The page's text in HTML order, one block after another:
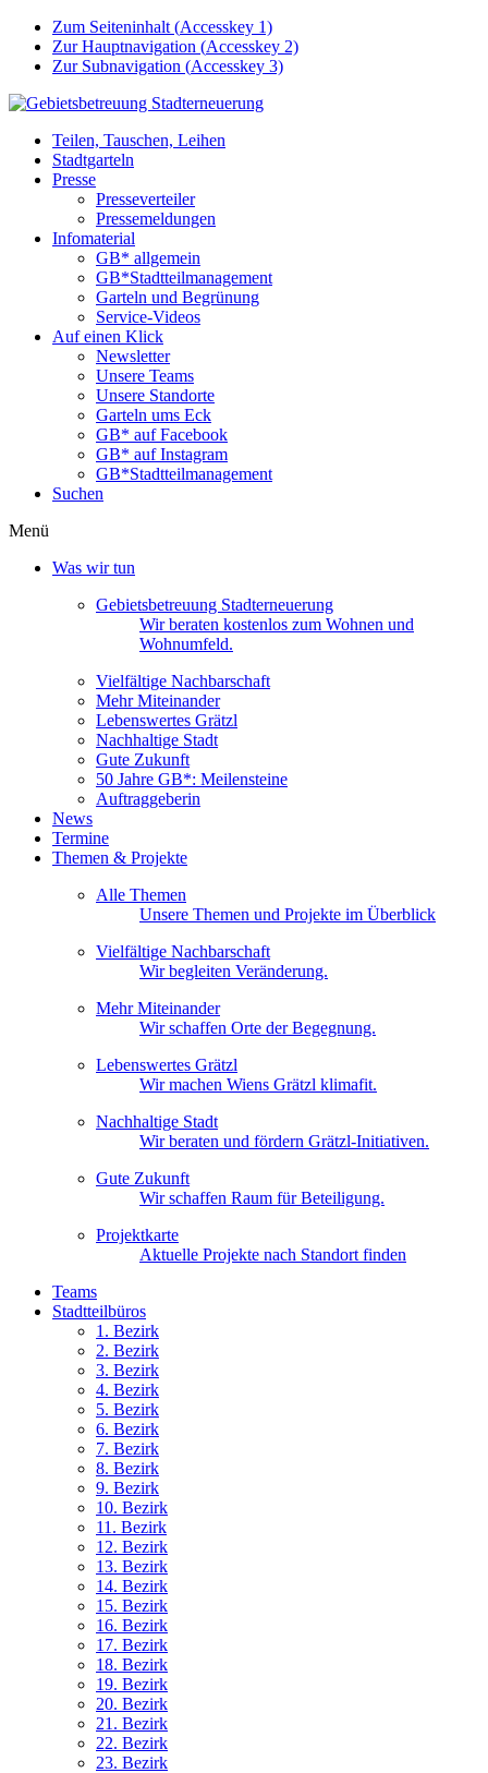
Zum Seiteninhalt (Accesskey 1)
Zur Hauptnavigation (Accesskey 2)
Zur Subnavigation (Accesskey 3)
Teilen, Tauschen, Leihen
Stadtgarteln
Presse
Presseverteiler
Pressemeldungen
Infomaterial
GB* allgemein
GB*Stadtteilmanagement
Garteln und Begrünung
Service-Videos
Auf einen Klick
Newsletter
Unsere Teams
Unsere Standorte
Garteln ums Eck
GB* auf Facebook
GB* auf Instagram
GB*Stadtteilmanagement
Suchen
Menü
Was wir tun
Gebietsbetreuung Stadterneuerung
Wir beraten kostenlos zum Wohnen und
Wohnumfeld.
Vielfältige Nachbarschaft
Mehr Miteinander
Lebenswertes Grätzl
Nachhaltige Stadt
Gute Zukunft
50 Jahre GB*: Meilensteine
Auftraggeberin
News
Termine
Themen & Projekte
Alle Themen
Unsere Themen und Projekte im Überblick
Vielfältige Nachbarschaft
Wir begleiten Veränderung.
Mehr Miteinander
Wir schaffen Orte der Begegnung.
Lebenswertes Grätzl
Wir machen Wiens Grätzl klimafit.
Nachhaltige Stadt
Wir beraten und fördern Grätzl-Initiativen.
Gute Zukunft
Wir schaffen Raum für Beteiligung.
Projektkarte
Aktuelle Projekte nach Standort finden
Teams
Stadtteilbüros
1. Bezirk
2. Bezirk
3. Bezirk
4. Bezirk
5. Bezirk
6. Bezirk
7. Bezirk
8. Bezirk
9. Bezirk
10. Bezirk
11. Bezirk
12. Bezirk
13. Bezirk
14. Bezirk
15. Bezirk
16. Bezirk
17. Bezirk
18. Bezirk
19. Bezirk
20. Bezirk
21. Bezirk
22. Bezirk
23. Bezirk